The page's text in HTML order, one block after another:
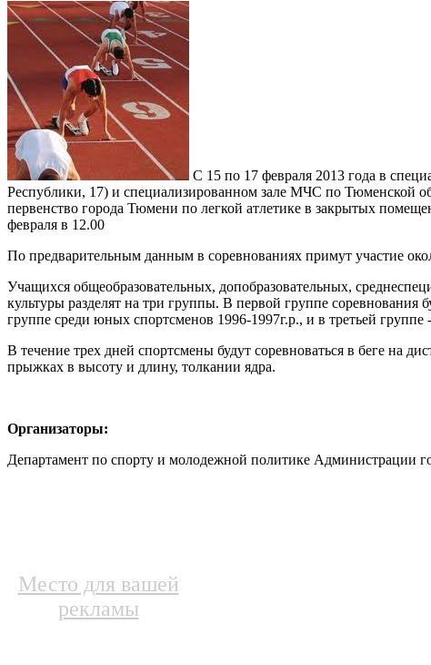
С 15 по 17 февраля 2013 года в
Республики, 17) и специализированном зале МЧС по Тюменской
первенство города Тюмени по легкой атлетике в закрытых
февраля в 12.00
По предварительным данным в соревнованиях примут участие
Учащихся общеобразовательных, допобразовательных,
культуры разделят на три группы. В первой группе
группе среди юных спортсменов 1996-1997г.р., и в третьей группе
В течение трех дней спортсмены будут соревноваться в беге на
прыжках в высоту и длину, толкании ядра.
Организаторы:
Департамент по спорту и молодежной политике
Место для вашей
рекламы